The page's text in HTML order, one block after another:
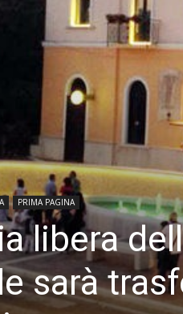
PRIMA PAGINA
libera
sarà